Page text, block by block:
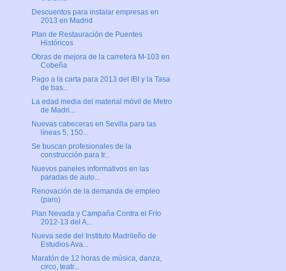
Descuentos para instalar empresas en
2013 en Madrid
Plan de Restauración de Puentes
Históricos
Obras de mejora de la carretera M-103 en
Cobeña
Pago a la carta para 2013 del IBI y la Tasa
de bas...
La edad media del material móvil de Metro
de Madri...
Nuevas cabeceras en Sevilla para las
líneas 5, 150...
Se buscan profesionales de la
construcción para tr...
Nuevos paneles informativos en las
paradas de auto...
Renovación de la demanda de empleo
(paro)
Plan Nevada y Campaña Contra el Frío
2012-13 del A...
Nueva sede del Instituto Madrileño de
Estudios Ava...
Maratón de 12 horas de música, danza,
circo, teatr...